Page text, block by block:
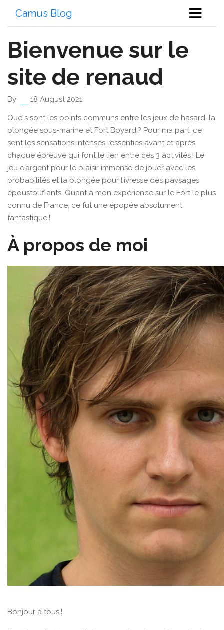
Camus Blog
Bienvenue sur le
site de renaud
By 18 August 2021
Quels sont les points communs entre les jeux de hasard, la
plongée sous-marine et Fort Boyard ? Pour ma part, ce
sont les sensations intenses ressenties avant et après
chaque épreuve qui font le lien entre ces 3 activités ! Le
jeu d’argent pour le plaisir immense de jouer avec les
probabilités et la plongée pour l’ivresse des paysages
époustouflants. Quant à mon expérience sur le Fort le plus
connu de France, ce fut une épopée absolument
fantastique !
À propos de moi
Bonjour à tous !